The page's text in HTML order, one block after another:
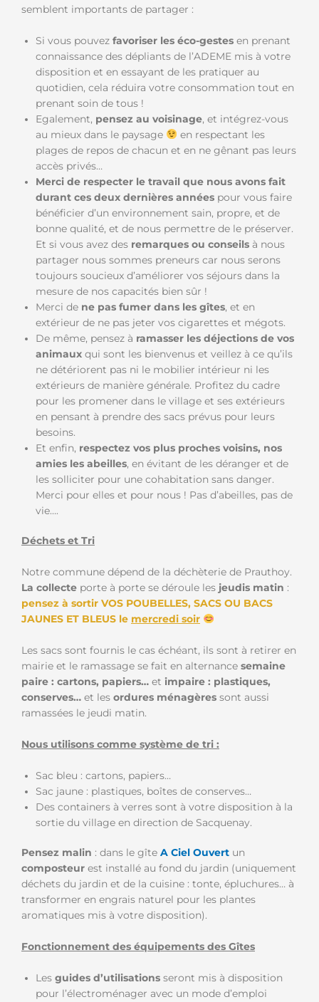
semblent importants de partager :
Si vous pouvez favoriser les éco-gestes en prenant
connaissance des dépliants de l’ADEME mis à votre
disposition et en essayant de les pratiquer au
quotidien, cela réduira votre consommation tout en
prenant soin de tous !
Egalement, pensez au voisinage, et intégrez-vous
au mieux dans le paysage
en respectant les
plages de repos de chacun et en ne gênant pas leurs
accès privés…
Merci de respecter le travail que nous avons fait
durant ces deux dernières années pour vous faire
bénéficier d’un environnement sain, propre, et de
bonne qualité, et de nous permettre de le préserver.
Et si vous avez des remarques ou conseils à nous
partager nous sommes preneurs car nous serons
toujours soucieux d’améliorer vos séjours dans la
mesure de nos capacités bien sûr !
Merci de ne pas fumer dans les gîtes, et en
extérieur de ne pas jeter vos cigarettes et mégots.
De même, pensez à ramasser les déjections de vos
animaux qui sont les bienvenus et veillez à ce qu’ils
ne détériorent pas ni le mobilier intérieur ni les
extérieurs de manière générale. Profitez du cadre
pour les promener dans le village et ses extérieurs
en pensant à prendre des sacs prévus pour leurs
besoins.
Et enfin, respectez vos plus proches voisins, nos
amies les abeilles, en évitant de les déranger et de
les solliciter pour une cohabitation sans danger.
Merci pour elles et pour nous ! Pas d’abeilles, pas de
vie….
Déchets et Tri
Notre commune dépend de la déchèterie de Prauthoy.
La collecte porte à porte se déroule les jeudis matin :
pensez à sortir VOS POUBELLES, SACS OU BACS
JAUNES ET BLEUS le mercredi soir
Les sacs sont fournis le cas échéant, ils sont à retirer en
mairie et le ramassage se fait en alternance semaine
paire : cartons, papiers… et impaire : plastiques,
conserves… et les ordures ménagères sont aussi
ramassées le jeudi matin.
Nous utilisons comme système de tri :
Sac bleu : cartons, papiers…
Sac jaune : plastiques, boîtes de conserves…
Des containers à verres sont à votre disposition à la
sortie du village en direction de Sacquenay.
Pensez malin : dans le gîte A Ciel Ouvert un
composteur est installé au fond du jardin (uniquement
déchets du jardin et de la cuisine : tonte, épluchures… à
transformer en engrais naturel pour les plantes
aromatiques mis à votre disposition).
Fonctionnement des équipements des Gîtes
Les guides d’utilisations seront mis à disposition
pour l’électroménager avec un mode d’emploi